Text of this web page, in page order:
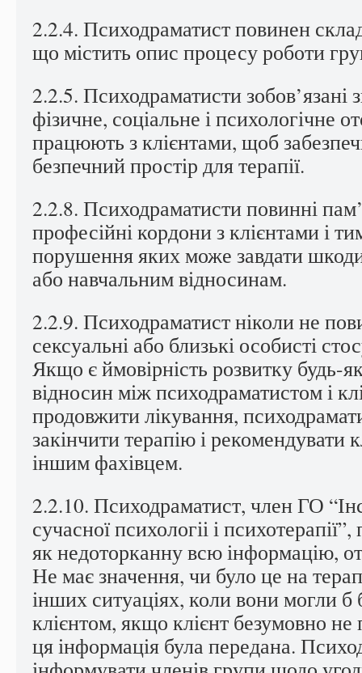
2.2.4. Психодраматист повинен
що містить опис процесу роботи
2.2.5. Психодраматисти зобов’язані
фізичне, соціальне і психологічне
працюють з клієнтами, щоб
безпечний простір для терапії.
2.2.8. Психодраматисти повинні
професійні кордони з клієнтами і
порушення яких може завдати
або навчальним відносинам.
2.2.9. Психодраматист ніколи не
сексуальні або близькі особисті
Якщо є ймовірність розвитку будь-
відносин між психодраматистом і
продовжити лікування,
закінчити терапію і рекомендувати
іншим фахівцем.
2.2.10. Психодраматист, член ГО
сучасної психологіі і
як недоторканну всю інформацію,
Не має значення, чи було це на
інших ситуаціях, коли вони могли б
клієнтом, якщо клієнт безумовно
ця інформація була передана.